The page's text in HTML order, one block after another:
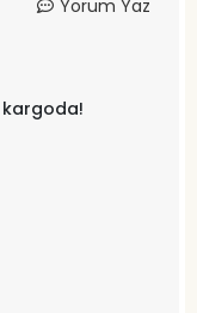
Yorum Yaz
kargoda!